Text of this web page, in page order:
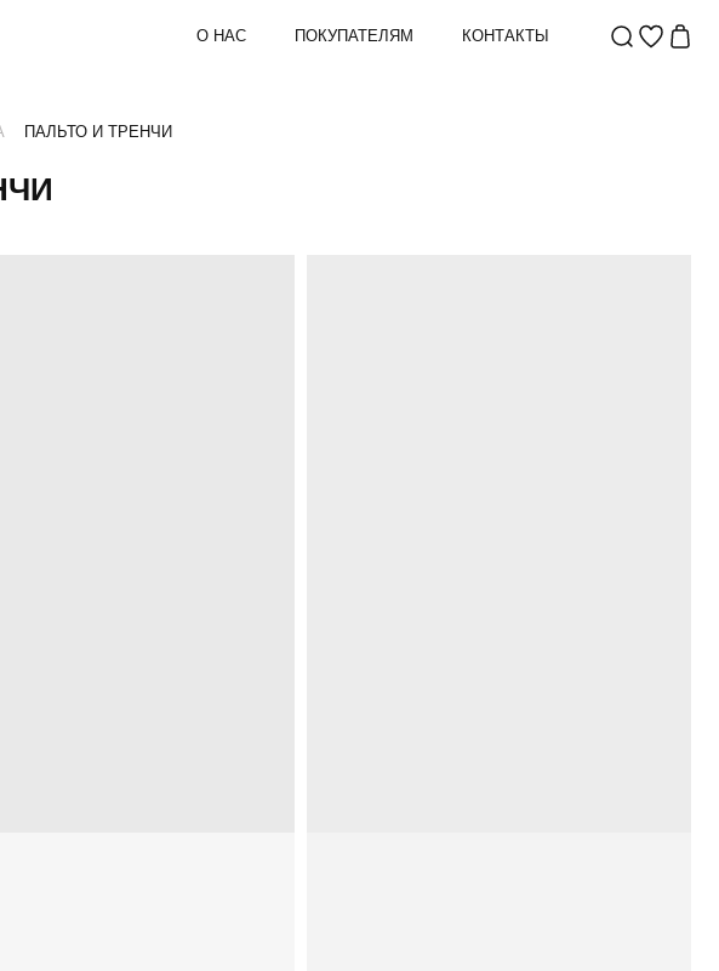
О НАС ПОКУПАТЕЛЯМ КОНТАКТЫ
ПАЛЬТО И ТРЕНЧИ